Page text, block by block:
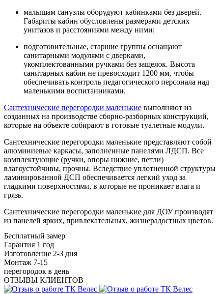
малышам санузлы оборудуют кабинками без дверей.
Габариты кабин обусловлены размерами детских
унитазов и расстояниями между ними;
подготовительные, старшие группы оснащают
санитарными модулями с дверками,
укомплектованными ручками без защелок. Высота
санитарных кабин не превосходит 1200 мм, чтобы
обеспечивать контроль педагогического персонала над
маленькими воспитанниками.
Сантехнические перегородки маленькие выполняют из
созданных на производстве сборно-разборных конструкций,
которые на объекте собирают в готовые туалетные модули.
Сантехнические перегородки маленькие представляют собой
алюминиевые каркасы, заполненные панелями ЛДСП. Все
комплектующие (ручки, опоры нижние, петли)
влагоустойчивы, прочны. Вследствие уплотненной структуры
ламинированной ДСП обеспечивается легкий уход за
гладкими поверхностями, в которые не проникает влага и
грязь.
Сантехнические перегородки маленькие для ДОУ производят
из панелей ярких, привлекательных, жизнерадостных цветов.
Бесплатный замер
Гарантия 1 год
Изготовление 2-3 дня
Монтаж 7-15
перегородок в день
ОТЗЫВЫ КЛИЕНТОВ